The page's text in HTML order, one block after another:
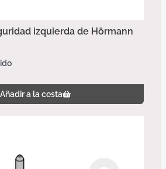
izquierda de Hörmann
Añadir a la cesta